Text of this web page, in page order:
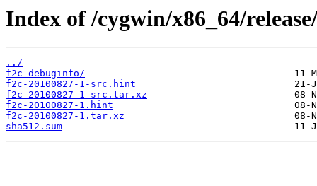
Index of /cygwin/x86_64/
../
f2c-debuginfo/
f2c-20100827-1-src.hint
f2c-20100827-1-src.tar.xz
f2c-20100827-1.hint
f2c-20100827-1.tar.xz
sha512.sum